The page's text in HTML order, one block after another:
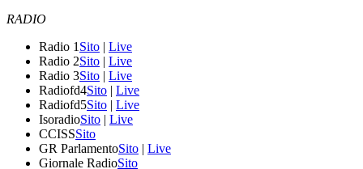
RADIO
Radio 1 Sito | Live
Radio 2Sito | Live
Radio 3Sito | Live
Radiofd4Sito | Live
Radiofd5Sito | Live
IsoradioSito | Live
CCISSSito
GR ParlamentoSito | Live
Giornale RadioSito